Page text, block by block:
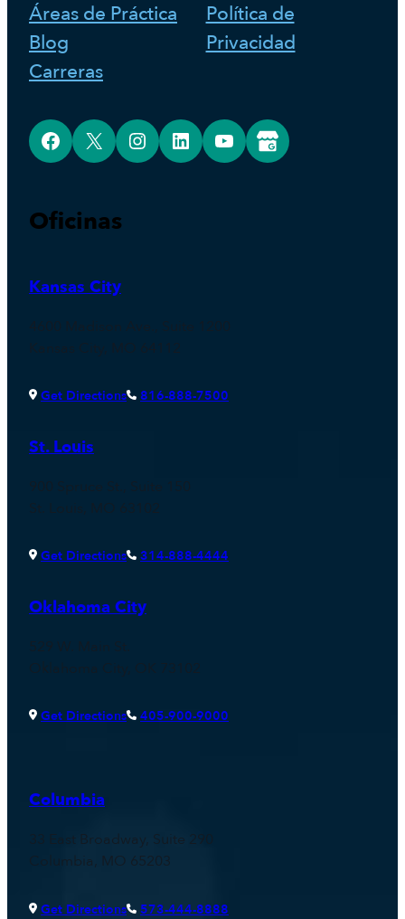
Áreas de Práctica
Blog
Carreras
Política de
Privacidad
Facebook X Instagram LinkedIn YouTube Google Business Profile
Oficinas
Kansas City
Get Directions 816-888-7500
St. Louis
Get Directions 314-888-4444
Oklahoma City
Get Directions 405-900-9000
Columbia
33 East Broadway, Suite 290
Columbia, MO 65203
Get Directions 573-444-8888